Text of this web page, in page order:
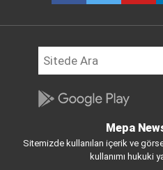
Mepa
Sitemizde kullanılan içerik ve
kullanımı hukuki